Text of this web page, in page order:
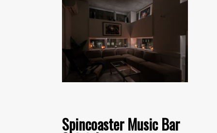
Spincoaster Music Bar